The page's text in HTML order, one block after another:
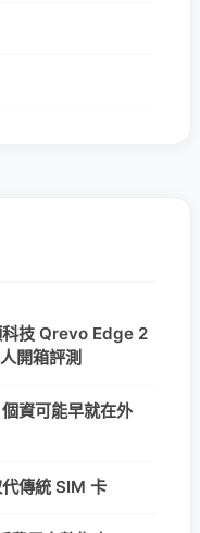
科技 Qrevo Edge 2
開箱評測
資可能早就在外
傳統 SIM 卡